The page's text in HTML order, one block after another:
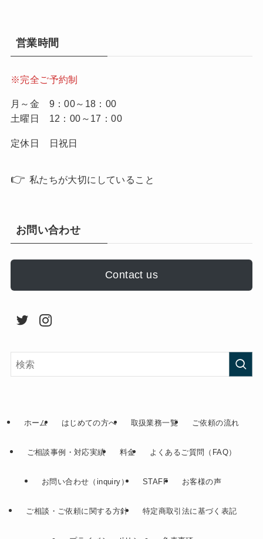
営業時間
※完全ご予約制
月～金 9：00～18：00
土曜日 12：00～17：00
定休日 日祝日
👉 私たちが大切にしていること
お問い合わせ
Contact us
ホーム はじめての方へ 取扱業務一覧 ご依頼の流れ
ご相談事例・対応実績 料金 よくあるご質問（FAQ）
お問い合わせ（inquiry） STAFF お客様の声
ご相談・ご依頼に関する方針 特定商取引法に基づく表記